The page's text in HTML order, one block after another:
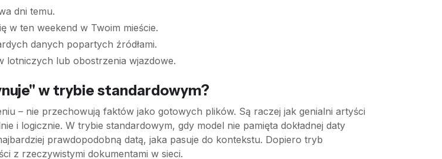
dni temu.
w ten weekend w Twoim mieście.
danych popartych źródłami.
lotniczych lub obostrzenia wjazdowe.
w trybie standardowym?
– nie przechowują faktów jako gotowych plików. Są raczej jak genialni artyści
i logicznie. W trybie standardowym, gdy model nie pamięta dokładnej daty
prawdopodobną datą, jaka pasuje do kontekstu. Dopiero tryb
z rzeczywistymi dokumentami w sieci.